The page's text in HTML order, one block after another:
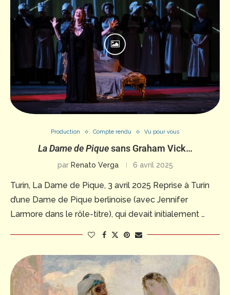
Production Compte rendu Vu pour vous
La Dame de Piquesans Graham Vick…
par Renato Verga 6 avril 2025
Turin, La Dame de Pique, 3 avril 2025 Reprise à Turin
d’une Dame de Pique berlinoise (avec Jennifer
Larmore dans le rôle-titre), qui devait initialement …